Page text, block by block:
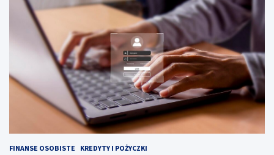
FINANSE OSOBISTE KREDYTY I POŻYCZKI